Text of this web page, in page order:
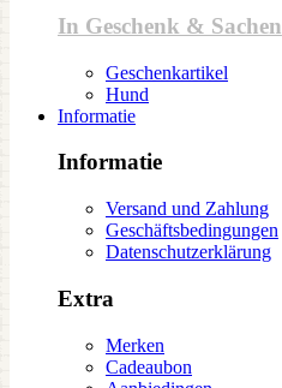
In Geschenk & Sachen
Geschenkartikel
Hund
Informatie
Informatie
Versand und Zahlung
Geschäftsbedingungen
Datenschutzerklärung
Extra
Merken
Cadeaubon